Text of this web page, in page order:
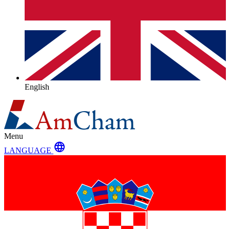
English
Menu
LANGUAGE language